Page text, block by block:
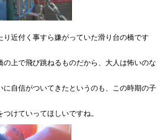
り近付く事すら嫌がっていた滑り台の橋です
上で飛び跳ねるものだから、大人は怖いのな
に自信がついてきたというのも、この時期の子
けていってほしいですね。